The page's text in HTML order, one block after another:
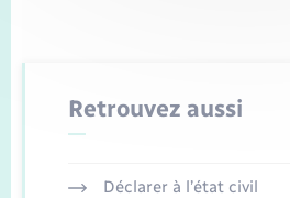
Retrouvez aussi
Déclarer à l’état civil